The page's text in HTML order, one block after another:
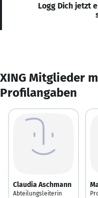
Logg Dich jetzt
XING Mitglieder
Profilangaben
Claudia Aschmann
Abteilungsleiterin